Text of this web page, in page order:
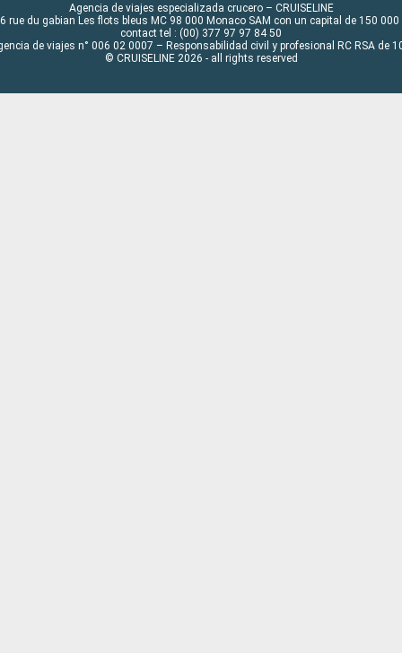
Agencia de viajes especializada crucero – CRUISELINE
rue du gabian Les flots bleus MC 98 000 Monaco SAM con un capital de 150 000
contact tel : (00) 377 97 97 84 50
de viajes n° 006 02 0007 – Responsabilidad civil y profesional RC RSA de
© CRUISELINE 2026 - all rights reserved